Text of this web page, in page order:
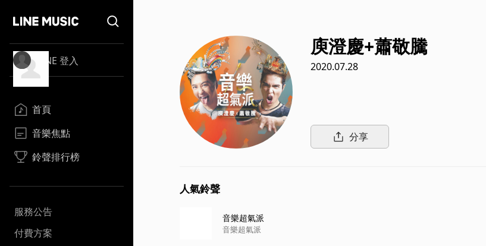
LINE 登入
首頁
音樂焦點
鈴聲排行榜
服務公告
付費方案
庾澄慶+蕭敬騰
2020.07.28
分享
人氣鈴聲
音樂超氣派
音樂超氣派